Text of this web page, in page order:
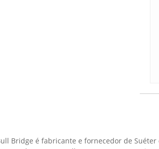
Bridge é fabricante e fornecedor de